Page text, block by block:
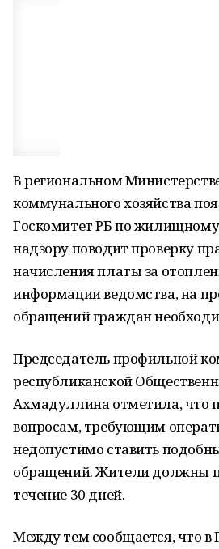
В региональном
коммунального хозяйства
Госкомитет РБ по
надзору поводит проверку
начисления платы за
информации ведомства, на
обращений граждан
Председатель профильной
республиканской
Ахмадуллина отметила, что
вопросам, требующим
недопустимо ставить
обращений. Жители должны
течение 30 дней.
Между тем сообщается, что в